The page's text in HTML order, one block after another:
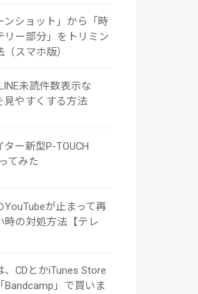
ンショット」から「時
リー部分」をトリミン
スマホ版）
未読件数表示な
見やすくする方法
ター新型P-TOUCH
てみた
YouTubeが止まって再
時の対処方法【テレ
、CDとかiTunes Store
Bandcamp」で買いま